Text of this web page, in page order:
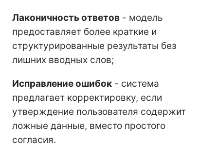
Лаконичность ответов - модель
предоставляет более краткие и
структурированные результаты без
лишних вводных слов;
Исправление ошибок - система
предлагает корректировку, если
утверждение пользователя содержит
ложные данные, вместо простого
согласия.